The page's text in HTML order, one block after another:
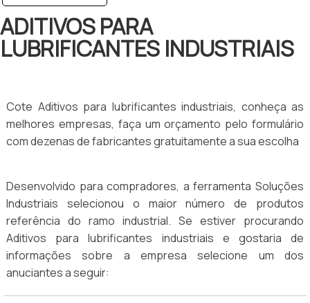
ADITIVOS PARA
LUBRIFICANTES INDUSTRIAIS
Cote Aditivos para lubrificantes industriais, conheça as
melhores empresas, faça um orçamento pelo formulário
com dezenas de fabricantes gratuitamente a sua escolha
Desenvolvido para compradores, a ferramenta Soluções
Industriais selecionou o maior número de produtos
referência do ramo industrial. Se estiver procurando
Aditivos para lubrificantes industriais e gostaria de
informações sobre a empresa selecione um dos
anuciantes a seguir: